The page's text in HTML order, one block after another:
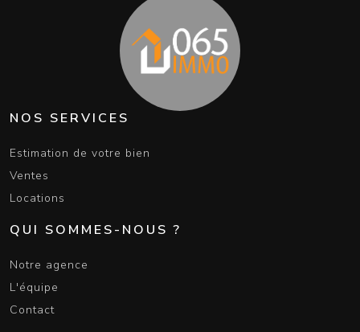
NOS SERVICES
Estimation de votre bien
Ventes
Locations
QUI SOMMES-NOUS ?
Notre agence
L'équipe
Contact